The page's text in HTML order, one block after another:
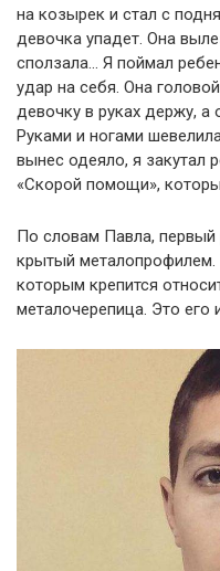
на козырек и стал с
девочка упадет. Она
сползала… Я поймал
удар на себя. Она
девочку в руках держу, а
Руками и ногами
вынес одеяло, я закутал
«Скорой помощи»,
По словам Павла, первый
крытый металопрофилем.
которым крепится
металочерепица. Это его